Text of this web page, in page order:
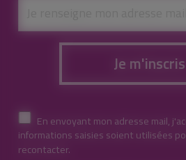
Je m'inscris
En envoyant mon adresse mail,
informations saisies soient utilisées
recontacter.